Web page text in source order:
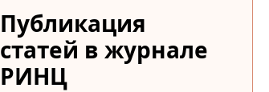
Публикация
статей в журнале
РИНЦ